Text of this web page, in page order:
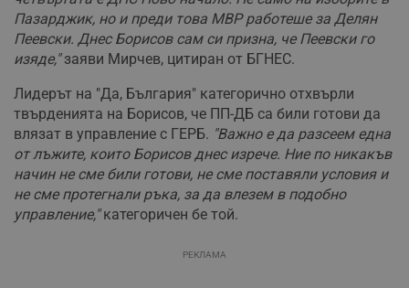
Пазарджик, но и преди това МВР работеше за Делян
Пеевски. Днес Борисов сам си призна, че Пеевски го
изяде,"заяви Мирчев, цитиран от БГНЕС.
Лидерът на "Да, България" категорично отхвърли
твърденията на Борисов, че ПП-ДБ са били готови да
влязат в управление с ГЕРБ. "Важно е да разсеем една
от лъжите, които Борисов днес изрече. Ние по никакъв
начин не сме били готови, не сме поставяли условия и
не сме протегнали ръка, за да влезем в подобно
управление,"категоричен бе той.
РЕКЛАМА